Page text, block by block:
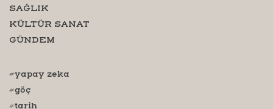
SAĞLIK
KÜLTÜR SANAT
GÜNDEM
#yapay zeka
#göç
#tarih